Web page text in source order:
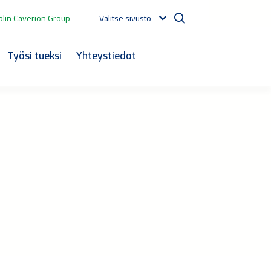
Caverion Group Valitse sivusto
Työsi tueksi Yhteystiedot